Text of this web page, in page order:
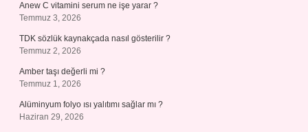
Anew C vitamini serum ne işe yarar ?
Temmuz 3, 2026
TDK sözlük kaynakçada nasıl gösterilir ?
Temmuz 2, 2026
Amber taşı değerli mi ?
Temmuz 1, 2026
Alüminyum folyo ısı yalıtımı sağlar mı ?
Haziran 29, 2026